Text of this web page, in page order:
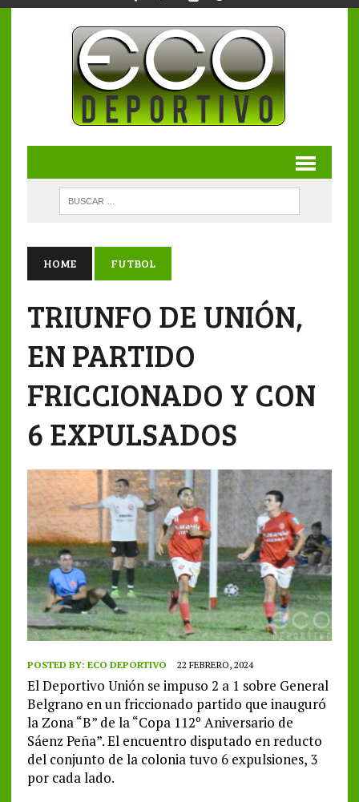
HOME FUTBOL
TRIUNFO DE UNIÓN,
EN PARTIDO
FRICCIONADO Y CON
6 EXPULSADOS
POSTED BY: ECO DEPORTIVO 22 FEBRERO, 2024
El Deportivo Unión se impuso 2 a 1 sobre General
Belgrano en un friccionado partido que inauguró
la Zona “B” de la “Copa 112º Aniversario de
Sáenz Peña”. El encuentro disputado en reducto
del conjunto de la colonia tuvo 6 expulsiones, 3
por cada lado.